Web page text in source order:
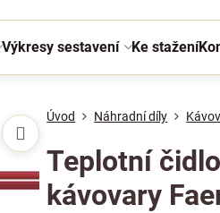
Výkresy sestavení Ke stažení
Úvod Náhradní díly
Teplotní
kávovary